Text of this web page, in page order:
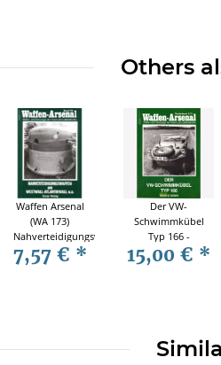
Others
Waffen Arsenal
(WA 173)
Nahverteidigungswaffen
am Westwall -
Atlantikwall
7,57 € *
Der VW-
Schwimmkübel
Typ 166 -
Walter E. Seifert
- Waffen-
15,00 € *